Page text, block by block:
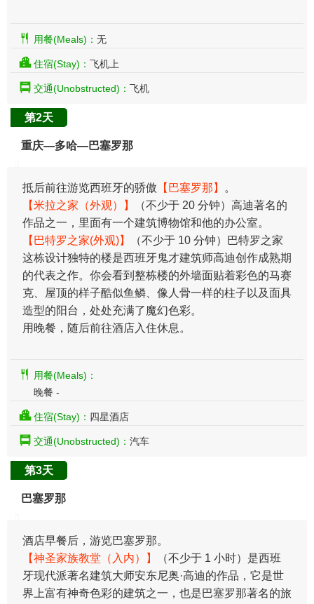
用餐(Meals)： 无
住宿(Stay)： 飞机上
交通(Unobstructed)： 飞机
第2天
重庆—多哈—巴塞罗那
​抵后前往游览西班牙的骄傲 【巴塞罗那】
。
【米拉之家（外观）】
（不少于 20 分钟）高迪著名的
作品之一，里面有一个建筑博物馆和他的办公室。
【巴特罗之家(外观)】
（不少于 10 分钟）巴特罗之家
这栋设计独特的楼是西班牙鬼才建筑师高迪创作成熟期
的代表之作。你会看到整栋楼的外墙面贴着彩色的马赛
克、屋顶的样子酷似鱼鳞、像人骨一样的柱子以及面具
造型的阳台，处处充满了魔幻色彩。
用晚餐，随后前往酒店入住休息。
用餐(Meals)：
晚餐 -
住宿(Stay)： 四星酒店
交通(Unobstructed)： 汽车
第3天
巴塞罗那
酒店早餐后，游览巴塞罗那。
【神圣家族教堂（入内）】
（不少于 1 小时）是西班
牙现代派著名建筑大师安东尼奥·高迪的作品，它是世
界上富有神奇色彩的建筑之一，也是巴塞罗那著名的旅